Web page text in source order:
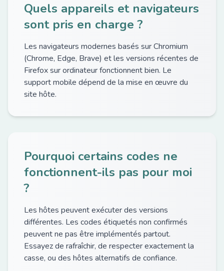
Quels appareils et navigateurs
sont pris en charge ?
Les navigateurs modernes basés sur Chromium
(Chrome, Edge, Brave) et les versions récentes de
Firefox sur ordinateur fonctionnent bien. Le
support mobile dépend de la mise en œuvre du
site hôte.
Pourquoi certains codes ne
fonctionnent-ils pas pour moi
?
Les hôtes peuvent exécuter des versions
différentes. Les codes étiquetés non confirmés
peuvent ne pas être implémentés partout.
Essayez de rafraîchir, de respecter exactement la
casse, ou des hôtes alternatifs de confiance.